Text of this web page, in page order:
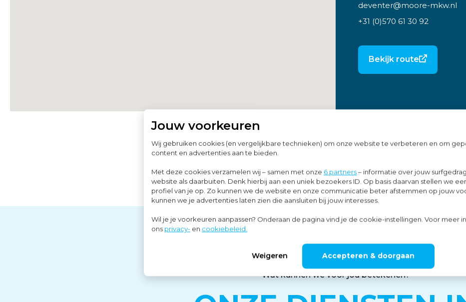
Jouw voorkeuren
Wij gebruiken cookies (en vergelijkbare technieken) om onze website te verbeteren en om
content en advertenties aan te bieden.
Met deze cookies verzamelen wij – samen met onze 6 partners– informatie over jouw
website als daarbuiten. Denk hierbij aan een uniek bezoekers ID. Op basis daarvan stellen we
profiel van je op. Zo kunnen we de website en onze communicatie beter afstemmen op jouw
kunnen we je advertenties laten zien die aansluiten bij jouw interesses.
Wil je je voorkeuren aanpassen? Onderaan de pagina vind je de cookie-instellingen. Voor meer
ons privacy- en cookiebeleid.
Weigeren Accepteren & doorgaan
deventer@moore-mkw.nl
+31 (0)570 61 30 92
Bekijk route
Wat kunnen we voor jou betekenen?